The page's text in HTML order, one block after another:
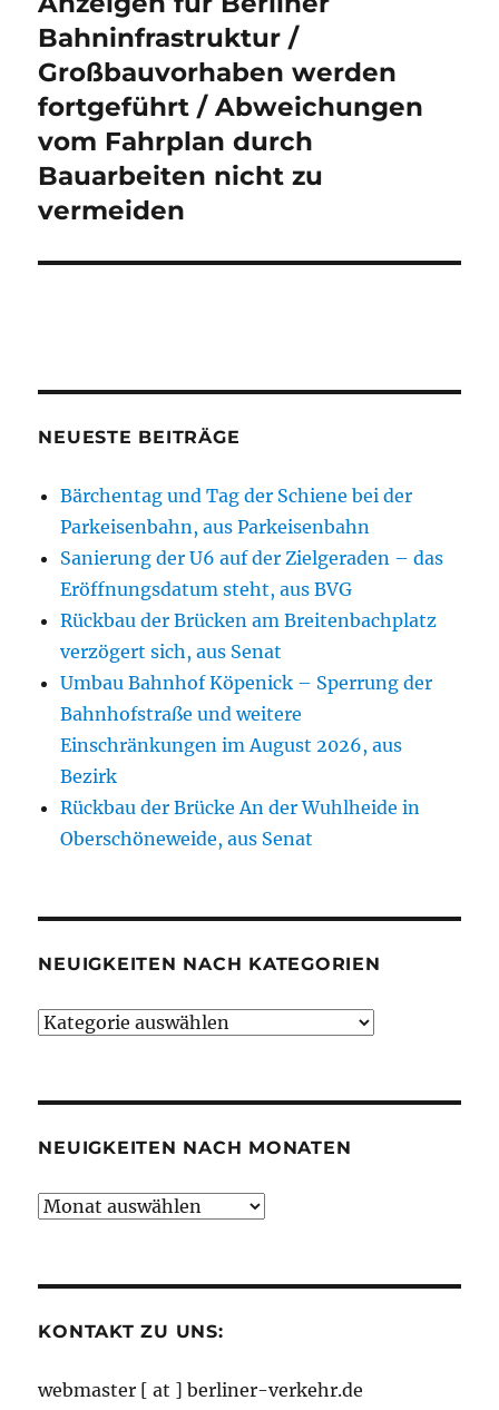
Bahninfrastruktur /
Großbauvorhaben werden
fortgeführt / Abweichungen
vom Fahrplan durch
Bauarbeiten nicht zu
vermeiden
NEUESTE BEITRÄGE
Bärchentag und Tag der Schiene bei der
Parkeisenbahn, aus Parkeisenbahn
Sanierung der U6 auf der Zielgeraden – das
Eröffnungsdatum steht, aus BVG
Rückbau der Brücken am Breitenbachplatz
verzögert sich, aus Senat
Umbau Bahnhof Köpenick – Sperrung der
Bahnhofstraße und weitere
Einschränkungen im August 2026, aus
Bezirk
Rückbau der Brücke An der Wuhlheide in
Oberschöneweide, aus Senat
NEUIGKEITEN NACH KATEGORIEN
Neuigkeiten
NEUIGKEITEN NACH MONATEN
Neuigkeiten
KONTAKT ZU UNS:
webmaster [ at ] berliner-verkehr.de